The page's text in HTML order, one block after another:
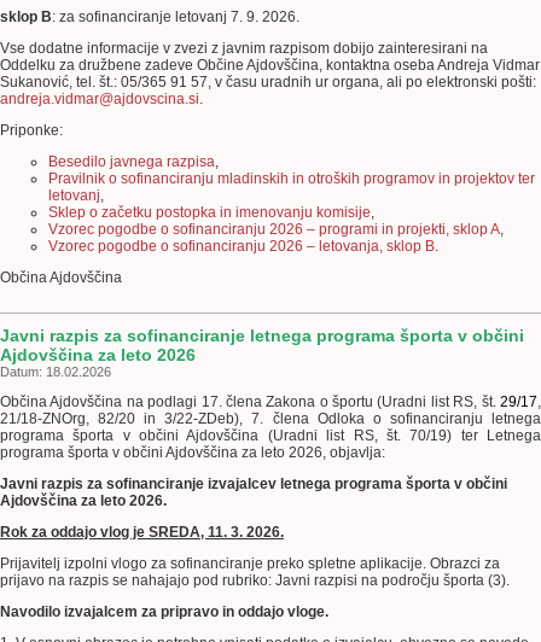
sklop B: za sofinanciranje letovanj 7. 9. 2026.
Vse dodatne informacije v zvezi z javnim razpisom dobijo zainteresirani na
Oddelku za družbene zadeve Občine Ajdovščina, kontaktna oseba Andreja Vidmar
Sukanović, tel. št.: 05/365 91 57, v času uradnih ur organa, ali po elektronski pošti:
andreja.vidmar@ajdovscina.si.
Priponke:
Besedilo javnega razpisa,
Pravilnik o sofinanciranju mladinskih in otroških programov in projektov ter
letovanj,
Sklep o začetku postopka in imenovanju komisije,
Vzorec pogodbe o sofinanciranju 2026 – programi in projekti, sklop A,
Vzorec pogodbe o sofinanciranju 2026 – letovanja, sklop B.
Občina Ajdovščina
Javni razpis za sofinanciranje letnega programa športa v občini
Ajdovščina za leto 2026
Datum: 18.02.2026
Občina Ajdovščina na podlagi 17. člena Zakona o športu (Uradni list RS, št. 29/17,
21/18-ZNOrg, 82/20 in 3/22-ZDeb), 7. člena Odloka o sofinanciranju letnega
programa športa v občini Ajdovščina (Uradni list RS, št. 70/19) ter Letnega
programa športa v občini Ajdovščina za leto 2026, objavlja:
Javni razpis za sofinanciranje izvajalcev letnega programa športa v občini
Ajdovščina za leto 2026.
Rok za oddajo vlog je SREDA, 11. 3. 2026.
Prijavitelj izpolni vlogo za sofinanciranje preko spletne aplikacije. Obrazci za
prijavo na razpis se nahajajo pod rubriko: Javni razpisi na področju športa (3).
Navodilo izvajalcem za pripravo in oddajo vloge.